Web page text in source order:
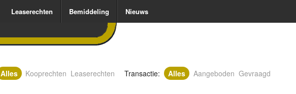
Leaserechten Bemiddeling Nieuws
Alles Kooprechten Leaserechten Transactie: Alles Aangeboden Gevraagd